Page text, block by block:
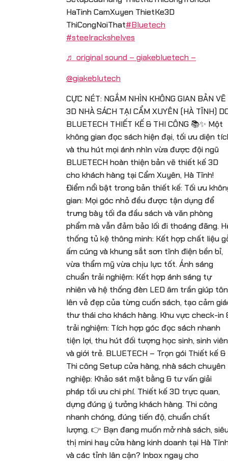
HaTinh CamXuyen ThietKe3D
ThiCongNoiThat#Bluetech
#steelrackshelves
♬ original sound – giakebluetech –
@giakeblutech
CỰC NÉT: NGẮM NHÌN KHÔNG GIAN BẢN VẼ
3D NHÀ SÁCH TẠI CẨM XUYÊN (HÀ TĨNH)
BLUETECH THIẾT KẾ & THI CÔNG 📚✨ Một
không gian đọc sách hiện đại, tối ưu diện
và thu hút mọi ánh nhìn vừa được đội ngũ
BLUETECH hoàn thiện bản vẽ thiết kế 3D
cho khách hàng tại Cẩm Xuyên, Hà Tĩnh!
Điểm nổi bật trong bản thiết kế: Tối ưu
gian: Mọi góc nhỏ đều được tận dụng để
trưng bày tối đa đầu sách và văn phòng
phẩm mà vẫn đảm bảo lối đi thoáng đãng.
thống tủ kệ thông minh: Kết hợp chất liệu
ấm cúng và khung sắt sơn tĩnh điện bền bỉ,
vừa thẩm mỹ vừa chịu lực tốt. Ánh sáng
chuẩn trải nghiệm: Kết hợp ánh sáng tự
nhiên và hệ thống đèn LED âm trần giúp tôn
lên vẻ đẹp của từng cuốn sách, tạo cảm
thư thái cho khách hàng. Khu vực check-in
trải nghiệm: Tích hợp góc đọc sách nhanh
tiện lợi, thu hút đối tượng học sinh, sinh viên
và giới trẻ. BLUETECH – Trọn gói Thiết kế &
Thi công Setup cửa hàng, nhà sách chuyên
nghiệp: Khảo sát mặt bằng & tư vấn giải
pháp tối ưu chi phí. Thiết kế 3D trực quan,
dựng đúng ý tưởng khách hàng. Thi công
nhanh chóng, đúng tiến độ, chuẩn chất
lượng. 👉 Bạn đang muốn mở nhà sách,
thị mini hay cửa hàng kinh doanh tại Hà
và các tỉnh lân cận? Inbox ngay cho